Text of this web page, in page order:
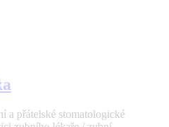
a přátelské stomatologické